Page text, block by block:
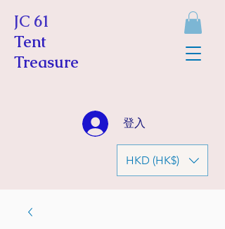
JC 61
Tent
Treasure
登入
HKD (HK$)